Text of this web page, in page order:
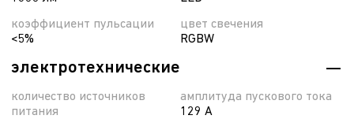
коэффициент пульсации
<5%
цвет свечения
RGBW
электротехнические
количество источников
питания
амплитуда пускового тока
129 А